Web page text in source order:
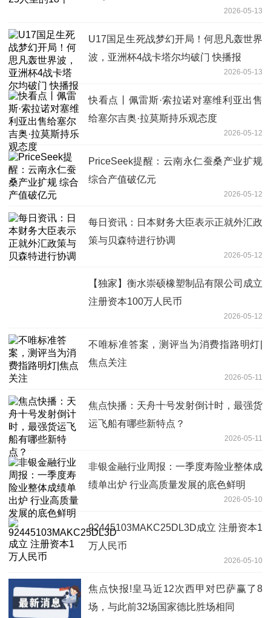
2026-05-13
U17国足生死战梦幻开局！何思凡轰世界
波，亚洲杯4战卡塔尔均破门 快播报
2026-05-13
快看点丨佩雷斯·索拉诺对塞维利亚出售
给塞尔吉奥·拉莫斯持乐观态度
2026-05-12
PriceSeek提醒：云南永仁蚕桑产业扩规
综合产值破亿元
2026-05-12
每日资讯：日本财务大臣表示正就外汇政
策与贝森特进行协调
2026-05-12
【独家】衡水崇硕橡塑制品有限公司成立
注册资本100万人民币
2026-05-12
不唯标准答案，测评当为消费指路明灯|
焦点关注
2026-05-11
焦点快播：天舟十号发射倒计时，最强货
运飞船有哪些新特点？
2026-05-11
非银金融行业周报：一季度寿险业整体成
绩单出炉 行业高质量发展的底色鲜明
2026-05-10
92445103MAKC25DL3D成立 注册资本1
万人民币
2026-05-10
焦点快报!皇马近12次西甲对巴萨赢了8
场，与此前32场国家德比胜场相同